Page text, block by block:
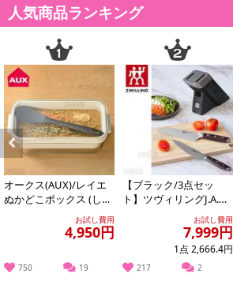
人気商品ランキング
Previous
オークス(AUX)/レイエ
ぬかどこボックス (しゃ
もじ付き) ※日本製/LE
お試し費用
4,950円
750 19
【ブラック/3点セッ
ト】ツヴィリングJ.A.ヘ
ンケルス/ツヴィリング
お試し費用
7,999円
1点 2,666.4円
217 2